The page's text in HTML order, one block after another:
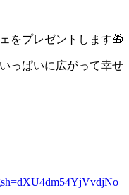
をプレゼントします🎁
っぱいに広がって幸せ